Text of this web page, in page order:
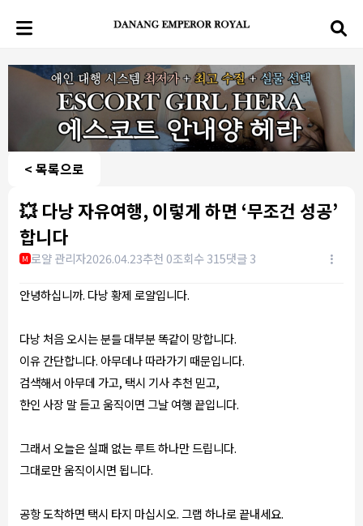
< 목록으로
💥 다낭 자유여행, 이렇게 하면 ‘무조건 성공’
합니다
M 로얄 관리자2026.04.23추천 0조회수 315댓글 3
안녕하십니까. 다낭 황제 로얄입니다.
다낭 처음 오시는 분들 대부분 똑같이 망합니다.
이유 간단합니다. 아무데나 따라가기 때문입니다.
검색해서 아무데 가고, 택시 기사 추천 믿고,
한인 사장 말 듣고 움직이면 그날 여행 끝입니다.
그래서 오늘은 실패 없는 루트 하나만 드립니다.
그대로만 움직이시면 됩니다.
공항 도착하면 택시 타지 마십시오. 그랩 하나로 끝내세요.